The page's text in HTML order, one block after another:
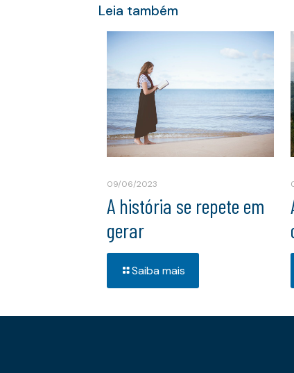
Leia também
09/06/2023
A história se repete em
gerar
Saiba mais